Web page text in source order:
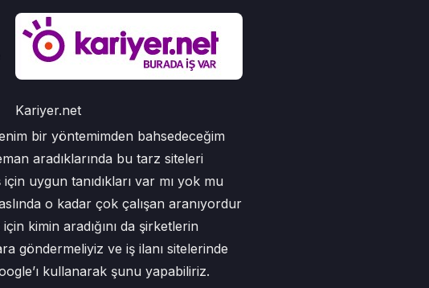
Kariyer.net
bir yöntemimden bahsedeceğim
aradıklarında bu tarz siteleri
uygun tanıdıkları var mı yok mu
o kadar çok çalışan aranıyordur
kimin aradığını da şirketlerin
göndermeliyiz ve iş ilanı sitelerinde
kullanarak şunu yapabiliriz.